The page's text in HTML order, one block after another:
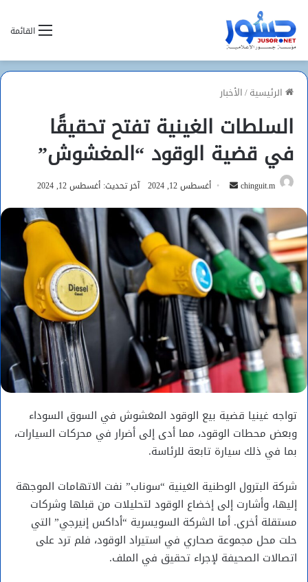
القائمة
الرئيسية/الأخبار
السلطات الغينية تفتح تحقيقًا
في قضية الوقود “المغشوش”
chinguit.m
أرسل
إلكترونيا
أغسطس 12, 2024 آخر تحديث: أغسطس 12, 2024
تواجه غينيا قضية بيع الوقود المغشوش في السوق السوداء
وبعض محطات الوقود، مما أدى إلى أضرار في محركات السيارات،
بما في ذلك سيارة تابعة للرئاسة.
شركة البترول الوطنية الغينية “سوناب” نفت الاتهامات الموجهة
إليها، وأشارت إلى إخضاع الوقود لتحليلات من قبلها وشركات
مستقلة أخرى. أما الشركة السويسرية “أداكس إنيرجي” التي
حلت محل مجموعة صحاري في استيراد الوقود، فلم ترد على
اتصالات الصحيفة لإجراء تحقيق في الملف.